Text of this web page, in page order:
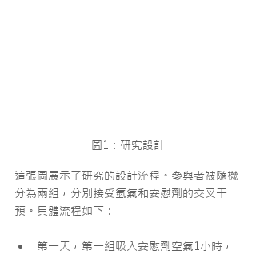
圖1：研究設計
這張圖展示了研究的設計流程。參與者被隨機
分為兩組，分別接受氫氣和安慰劑的交叉干
預。具體流程如下：
第一天，第一組吸入安慰劑空氣1小時，